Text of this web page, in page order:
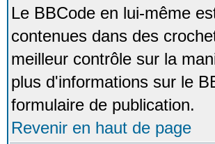
Le BBCode en lui-même
contenues dans des
meilleur contrôle sur la
plus d'informations sur le
formulaire de publication.
Revenir en haut de page